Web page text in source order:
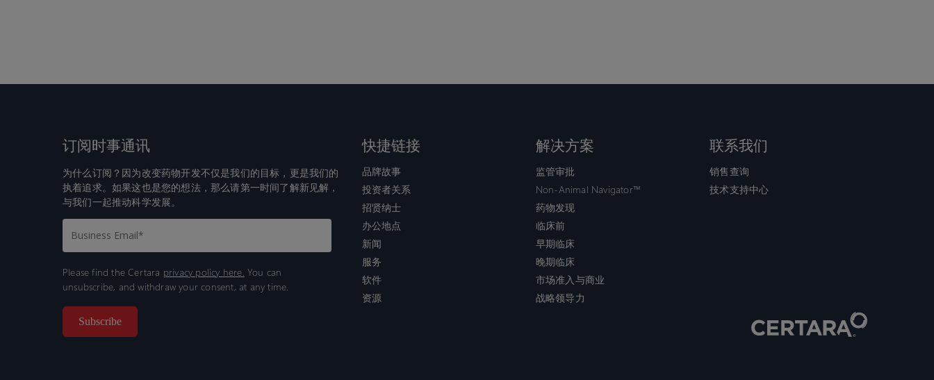
订阅时事通讯
为什么订阅？因为改变药物开发不仅是我们的目标，更是我们的
执着追求。如果这也是您的想法，那么请第一时间了解新见解，
与我们一起推动科学发展。
Please find the Certara privacy policy here. You can
unsubscribe, and withdraw your consent, at any time.
快捷链接
品牌故事
投资者关系
招贤纳士
办公地点
新闻
服务
软件
资源
解决方案
监管审批
Non-Animal Navigator™
药物发现
临床前
早期临床
晚期临床
市场准入与商业
战略领导力
联系我们
销售查询
技术支持中心